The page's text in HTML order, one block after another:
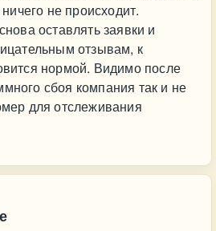
не происходит.
оставлять заявки и
отзывам, к
нормой. Видимо после
сбоя компания так и не
для отслеживания